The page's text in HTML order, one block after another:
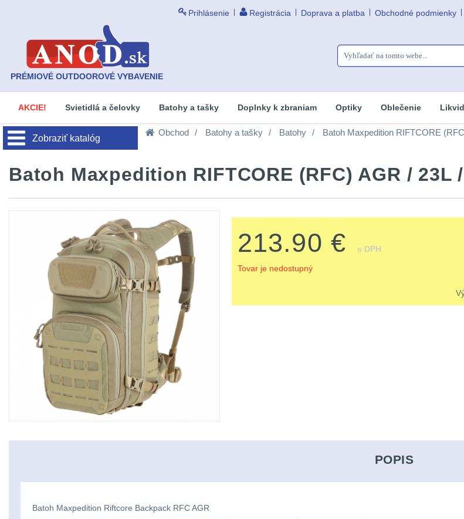
Prihlásenie Registrácia Doprava a platba Obchodné podmienky
PRÉMIOVÉ OUTDOOROVÉ VYBAVENIE
AKCIE! Svietidlá a čelovky Batohy a tašky Doplnky k zbraniam Optiky Oblečenie
Zobraziť katalóg
Obchod Batohy a tašky Batohy Batoh Maxpedition RIFTCORE
Batoh Maxpedition RIFTCORE (RFC) AGR / 23L
213.90 € s DPH
Tovar je nedostupný
POPIS
Batoh Maxpedition Riftcore Backpack RFC AGR